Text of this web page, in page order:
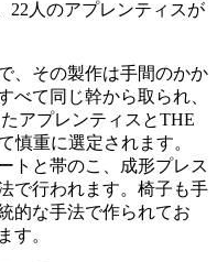
22人のアプレンティスが
、その製作は手間のかか
べて同じ幹から取られ、
アプレンティスとTHE
慎重に選定されます。
トと帯のこ、成形プレス
で行われます。椅子も手
的な手法で作られてお
す。